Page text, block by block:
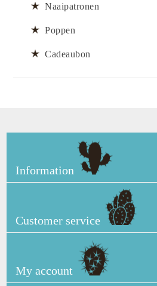
Naaipatronen
Poppen
Cadeaubon
Information
Customer service
My account